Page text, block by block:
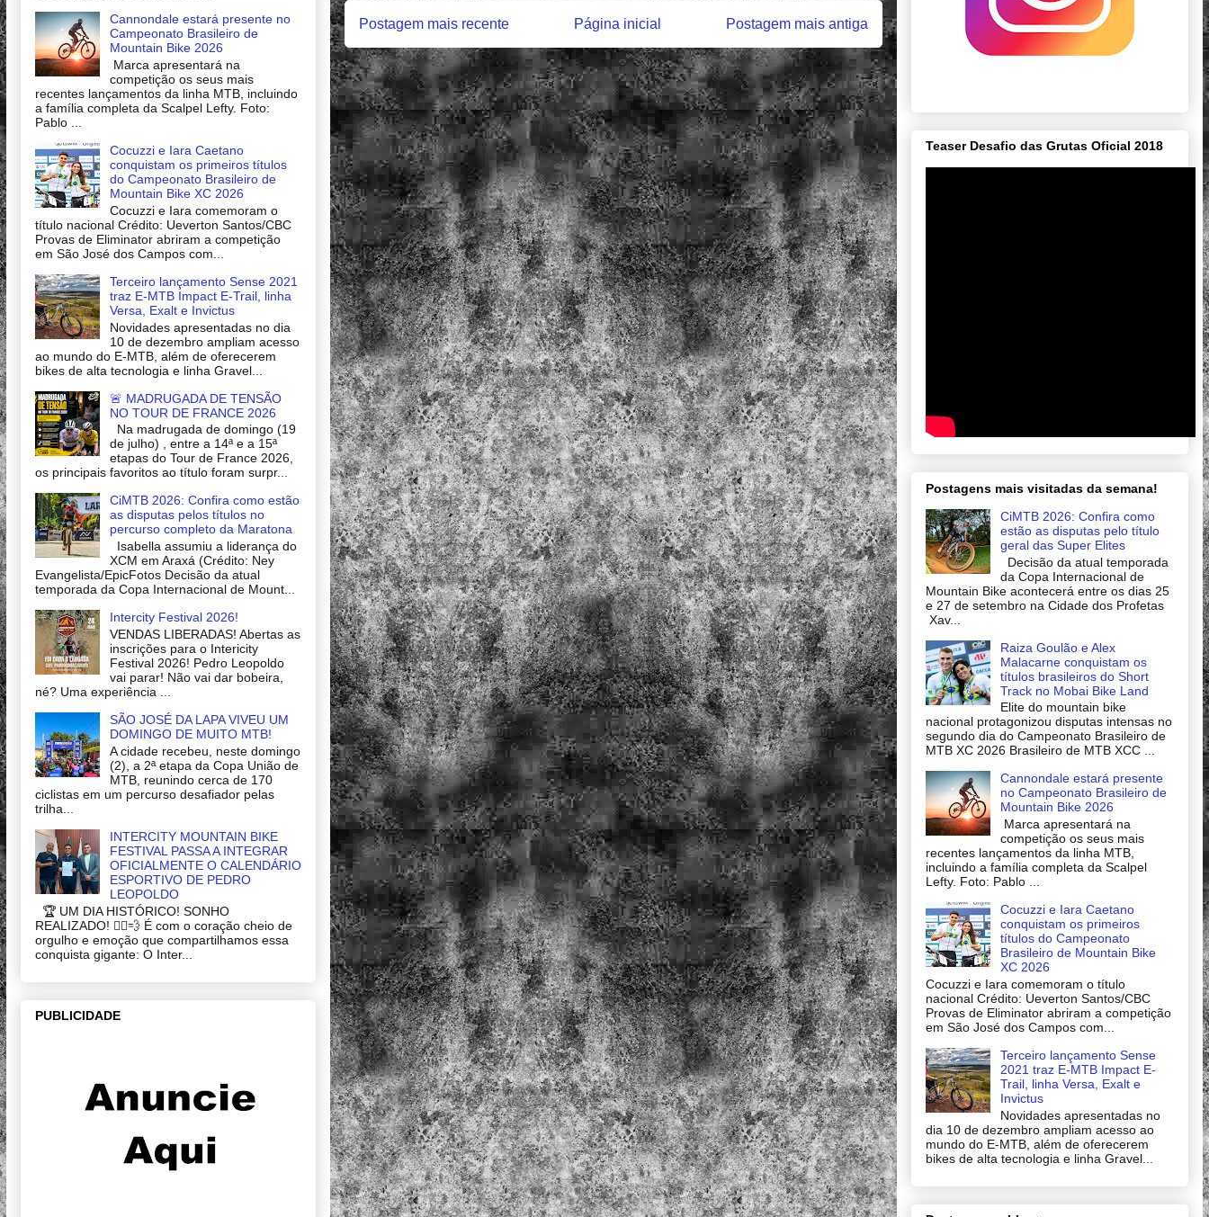
Postagem mais recente Postagem mais antiga
Página inicial
Cannondale estará presente no
Campeonato Brasileiro de
Mountain Bike 2026
Marca apresentará na
competição os seus mais
recentes lançamentos da linha MTB, incluindo
a família completa da Scalpel Lefty. Foto:
Pablo ...
Cocuzzi e Iara Caetano
conquistam os primeiros títulos
do Campeonato Brasileiro de
Mountain Bike XC 2026
Cocuzzi e Iara comemoram o
título nacional Crédito: Ueverton Santos/CBC
Provas de Eliminator abriram a competição
em São José dos Campos com...
Terceiro lançamento Sense 2021
traz E-MTB Impact E-Trail, linha
Versa, Exalt e Invictus
Novidades apresentadas no dia
10 de dezembro ampliam acesso
ao mundo do E-MTB, além de oferecerem
bikes de alta tecnologia e linha Gravel...
🚨 MADRUGADA DE TENSÃO
NO TOUR DE FRANCE 2026
Na madrugada de domingo (19
de julho) , entre a 14ª e a 15ª
etapas do Tour de France 2026,
os principais favoritos ao título foram surpr...
CiMTB 2026: Confira como estão
as disputas pelos títulos no
percurso completo da Maratona
Isabella assumiu a liderança do
XCM em Araxá (Crédito: Ney
Evangelista/EpicFotos Decisão da atual
temporada da Copa Internacional de Mount...
Intercity Festival 2026!
VENDAS LIBERADAS! Abertas as
inscrições para o Intericity
Festival 2026! Pedro Leopoldo
vai parar! Não vai dar bobeira,
né? Uma experiência ...
SÃO JOSÉ DA LAPA VIVEU UM
DOMINGO DE MUITO MTB!
A cidade recebeu, neste domingo
(2), a 2ª etapa da Copa União de
MTB, reunindo cerca de 170
ciclistas em um percurso desafiador pelas
trilha...
INTERCITY MOUNTAIN BIKE
FESTIVAL PASSA A INTEGRAR
OFICIALMENTE O CALENDÁRIO
ESPORTIVO DE PEDRO
LEOPOLDO
🏆 UM DIA HISTÓRICO! SONHO
REALIZADO! 🚴‍♂️💨 É com o coração cheio de
orgulho e emoção que compartilhamos essa
conquista gigante: O Inter...
PUBLICIDADE
Teaser Desafio das Grutas Oficial 2018
Postagens mais visitadas da semana!
CiMTB 2026: Confira como
estão as disputas pelo título
geral das Super Elites
Decisão da atual temporada
da Copa Internacional de
Mountain Bike acontecerá entre os dias 25
e 27 de setembro na Cidade dos Profetas
Xav...
Raiza Goulão e Alex
Malacarne conquistam os
títulos brasileiros do Short
Track no Mobai Bike Land
Elite do mountain bike
nacional protagonizou disputas intensas no
segundo dia do Campeonato Brasileiro de
MTB XC 2026 Brasileiro de MTB XCC ...
Cannondale estará presente
no Campeonato Brasileiro de
Mountain Bike 2026
Marca apresentará na
competição os seus mais
recentes lançamentos da linha MTB,
incluindo a família completa da Scalpel
Lefty. Foto: Pablo ...
Cocuzzi e Iara Caetano
conquistam os primeiros
títulos do Campeonato
Brasileiro de Mountain Bike
XC 2026
Cocuzzi e Iara comemoram o título
nacional Crédito: Ueverton Santos/CBC
Provas de Eliminator abriram a competição
em São José dos Campos com...
Terceiro lançamento Sense
2021 traz E-MTB Impact E-
Trail, linha Versa, Exalt e
Invictus
Novidades apresentadas no
dia 10 de dezembro ampliam acesso ao
mundo do E-MTB, além de oferecerem
bikes de alta tecnologia e linha Gravel...